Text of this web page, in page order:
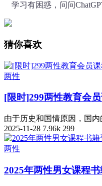
学习有困惑，问问
猜你喜欢
两性
[限时]299两性教育会员
由于历史和国情原因，国
2025-11-28 7.96k 299
两性
2025年两性男女课程